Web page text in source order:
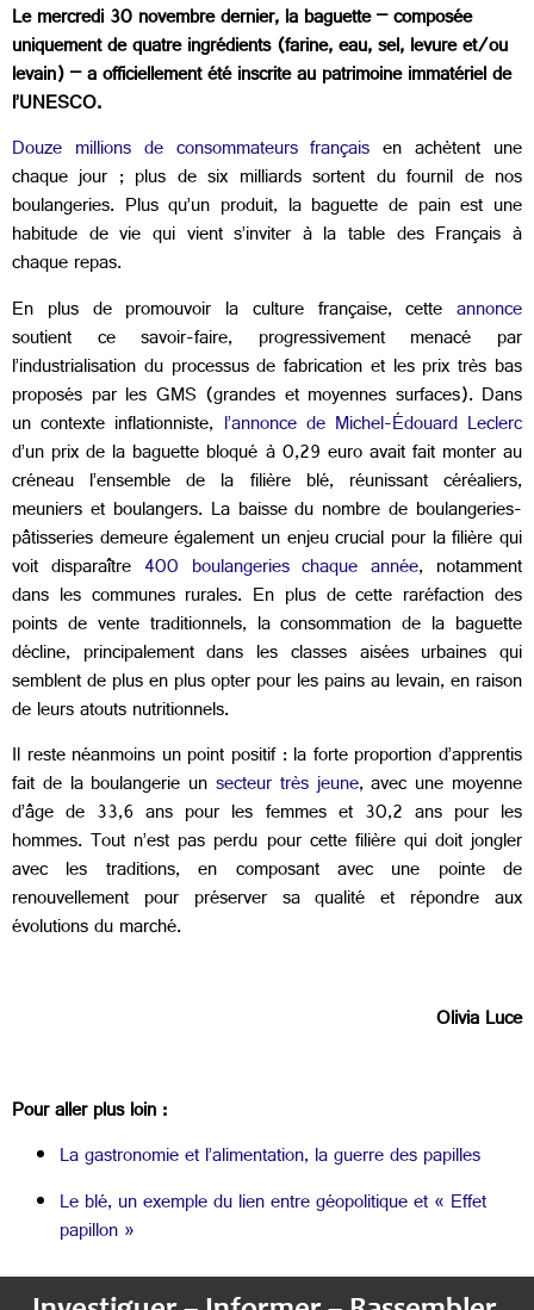
Le mercredi 30 novembre dernier, la baguette – composée
uniquement de quatre ingrédients (farine, eau, sel, levure et/ou
levain) – a officiellement été inscrite au patrimoine immatériel de
l’UNESCO.
Douze millions de consommateurs français en achètent une
chaque jour ; plus de six milliards sortent du fournil de nos
boulangeries. Plus qu’un produit, la baguette de pain est une
habitude de vie qui vient s’inviter à la table des Français à
chaque repas.
En plus de promouvoir la culture française, cette annonce
soutient ce savoir-faire, progressivement menacé par
l’industrialisation du processus de fabrication et les prix très bas
proposés par les GMS (grandes et moyennes surfaces). Dans
un contexte inflationniste, l’annonce de Michel-Édouard Leclerc
d’un prix de la baguette bloqué à 0,29 euro avait fait monter au
créneau l’ensemble de la filière blé, réunissant céréaliers,
meuniers et boulangers. La baisse du nombre de boulangeries-
pâtisseries demeure également un enjeu crucial pour la filière qui
voit disparaître 400 boulangeries chaque année, notamment
dans les communes rurales. En plus de cette raréfaction des
points de vente traditionnels, la consommation de la baguette
décline, principalement dans les classes aisées urbaines qui
semblent de plus en plus opter pour les pains au levain, en raison
de leurs atouts nutritionnels.
Il reste néanmoins un point positif : la forte proportion d’apprentis
fait de la boulangerie un secteur très jeune, avec une moyenne
d’âge de 33,6 ans pour les femmes et 30,2 ans pour les
hommes. Tout n’est pas perdu pour cette filière qui doit jongler
avec les traditions, en composant avec une pointe de
renouvellement pour préserver sa qualité et répondre aux
évolutions du marché.
Olivia Luce
Pour aller plus loin :
La gastronomie et l’alimentation, la guerre des papilles
Le blé, un exemple du lien entre géopolitique et « Effet
papillon »